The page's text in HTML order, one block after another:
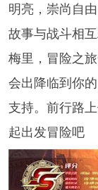
明亮，崇尚自
故事与战斗相
梅里，冒险之
会出降临到你
支持。前行路
起出发冒险吧